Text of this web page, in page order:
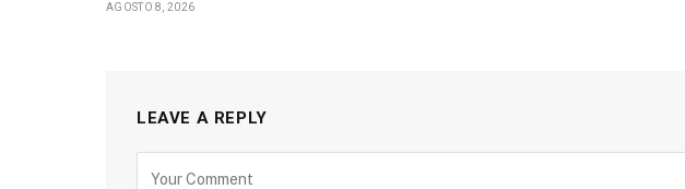
AGOSTO 8, 2026
LEAVE A REPLY